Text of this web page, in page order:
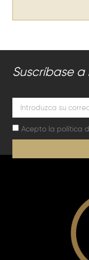
Suscríbase a
Acepto la política